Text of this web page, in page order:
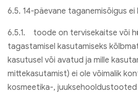
6.5. 14-päevane taganemisõigus ei
6.5.1. toode on tervisekaitse või
tagastamisel kasutamiseks
kasutusel või avatud ja mille
mittekasutamist) ei ole võimalik
kosmeetika-, juuksehooldustooted